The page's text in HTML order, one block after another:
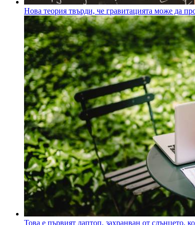
Нова теория твърди, че гравитацията може да
Това е първият лаптоп, захранван от слънцето,